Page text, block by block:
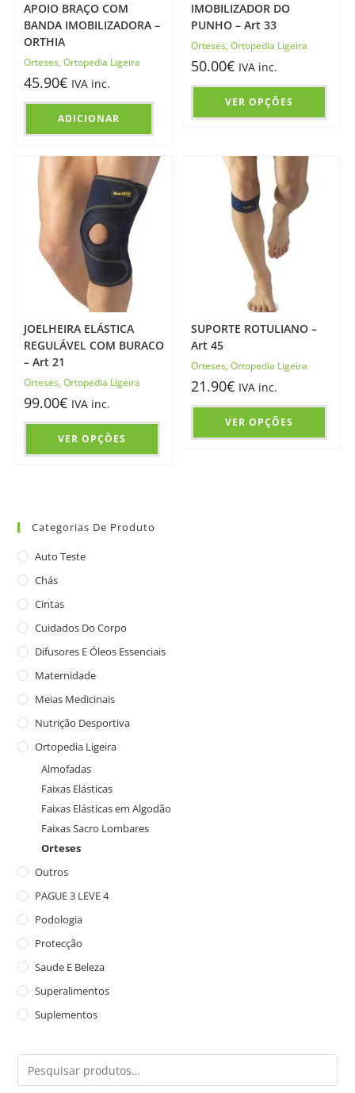
APOIO BRAÇO COM
BANDA IMOBILIZADORA –
ORTHIA
Orteses, Ortopedia Ligeira
45.90€ IVA inc.
ADICIONAR
IMOBILIZADOR DO
PUNHO – Art 33
Orteses,Ortopedia Ligeira
50.00€ IVA inc.
VER OPÇÕES
JOELHEIRA ELÁSTICA
REGULÁVEL COM BURACO
– Art 21
Orteses, Ortopedia Ligeira
99.00€ IVA inc.
VER OPÇÕES
SUPORTE ROTULIANO –
Art 45
Orteses,Ortopedia Ligeira
21.90€ IVA inc.
VER OPÇÕES
Categorias De Produto
Auto Teste
Chás
Cintas
Cuidados Do Corpo
Difusores E Óleos Essenciais
Maternidade
Meias Medicinais
Nutrição Desportiva
Ortopedia Ligeira
Almofadas
Faixas Elásticas
Faixas Elásticas em Algodão
Faixas Sacro Lombares
Orteses
Outros
PAGUE 3 LEVE 4
Podologia
Protecção
Saude E Beleza
Superalimentos
Suplementos